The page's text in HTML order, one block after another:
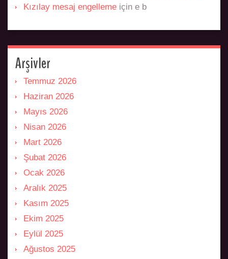
Kızılay mesaj engelleme için e b
Arşivler
Temmuz 2026
Haziran 2026
Mayıs 2026
Nisan 2026
Mart 2026
Şubat 2026
Ocak 2026
Aralık 2025
Kasım 2025
Ekim 2025
Eylül 2025
Ağustos 2025